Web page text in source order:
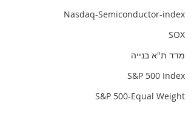
Nasdaq-Semiconductor-index
SOX
מדד ת"א בנייה
S&P 500 Index
S&P 500-Equal Weight